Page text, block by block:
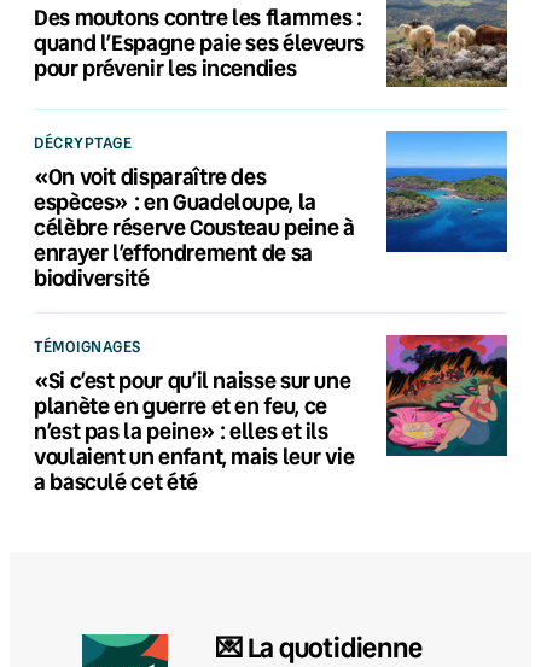
Des moutons contre les flammes :
quand l’Espagne paie ses éleveurs
pour prévenir les incendies
DÉCRYPTAGE
«On voit disparaître des
espèces» : en Guadeloupe, la
célèbre réserve Cousteau peine à
enrayer l’effondrement de sa
biodiversité
TÉMOIGNAGES
«Si c’est pour qu’il naisse sur une
planète en guerre et en feu, ce
n’est pas la peine» : elles et ils
voulaient un enfant, mais leur vie
a basculé cet été
💌 La quotidienne